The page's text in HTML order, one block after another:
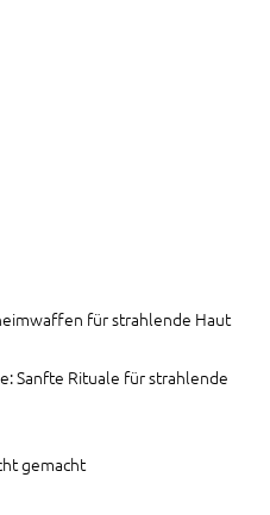
für strahlende Haut
Sanfte Rituale für strahlende
gemacht